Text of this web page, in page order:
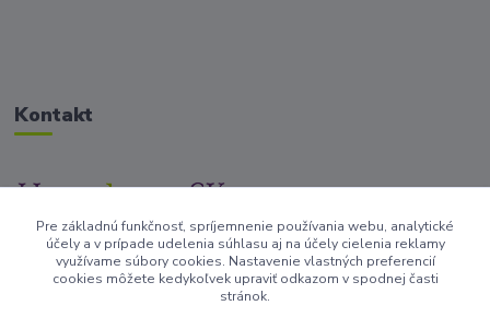
Kontakt
+421917682234
/Po-Pi 9-17 hod/
Pre základnú funkčnosť, spríjemnenie používania webu, analytické
účely a v prípade udelenia súhlasu aj na účely cielenia reklamy
využívame súbory cookies. Nastavenie vlastných preferencií
cookies môžete kedykoľvek upraviť odkazom v spodnej časti
stránok.